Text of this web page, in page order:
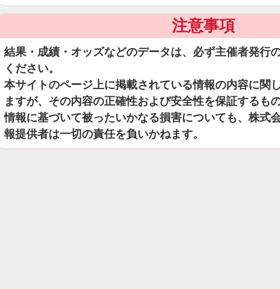
注意事項
結果・成績・オッズなどのデータは、必ず主催者発行
ください。
本サイトのページ上に掲載されている情報の内容に関
ますが、その内容の正確性および安全性を保証するも
情報に基づいて被ったいかなる損害についても、株式
報提供者は一切の責任を負いかねます。